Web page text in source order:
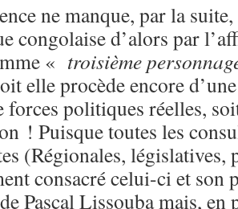
ne manque, par la
congolaise d’alors par
« troisième
elle procède encore
forces politiques réelles,
! Puisque toutes les
(Régionales, législatives,
consacré celui-ci et son
Pascal Lissouba mais, en